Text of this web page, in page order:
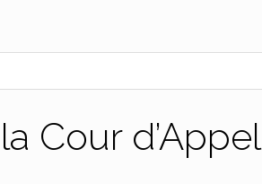
Cour d’Appel